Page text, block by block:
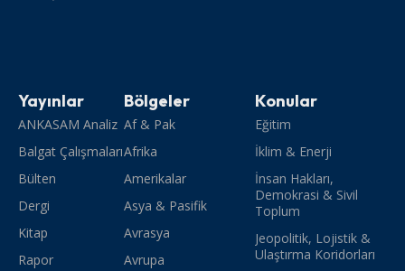
Yayınlar
ANKASAM Analiz
Balgat Çalışmaları
Bülten
Dergi
Kitap
Rapor
Bölgeler
Af & Pak
Afrika
Amerikalar
Asya & Pasifik
Avrasya
Avrupa
Konular
Eğitim
İklim & Enerji
İnsan Hakları,
Demokrasi & Sivil
Toplum
Jeopolitik, Lojistik &
Ulaştırma Koridorları